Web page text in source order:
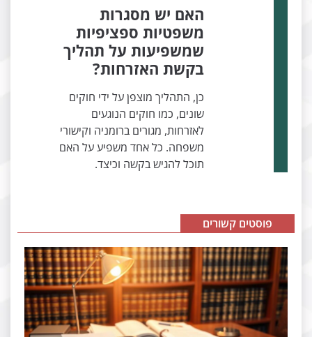
האם יש מסגרות
משפטיות ספציפיות
שמשפיעות על תהליך
בקשת האזרחות?
כן, התהליך מוצפן על ידי חוקים
שונים, כמו חוקים הנוגעים
לאזרחות, מגורים ברומניה וקישורי
משפחה. כל אחד משפיע על האם
תוכל להגיש בקשה וכיצד.
פוסטים קשורים